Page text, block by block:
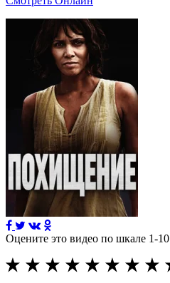
Оцените это видео по шкале 1-10